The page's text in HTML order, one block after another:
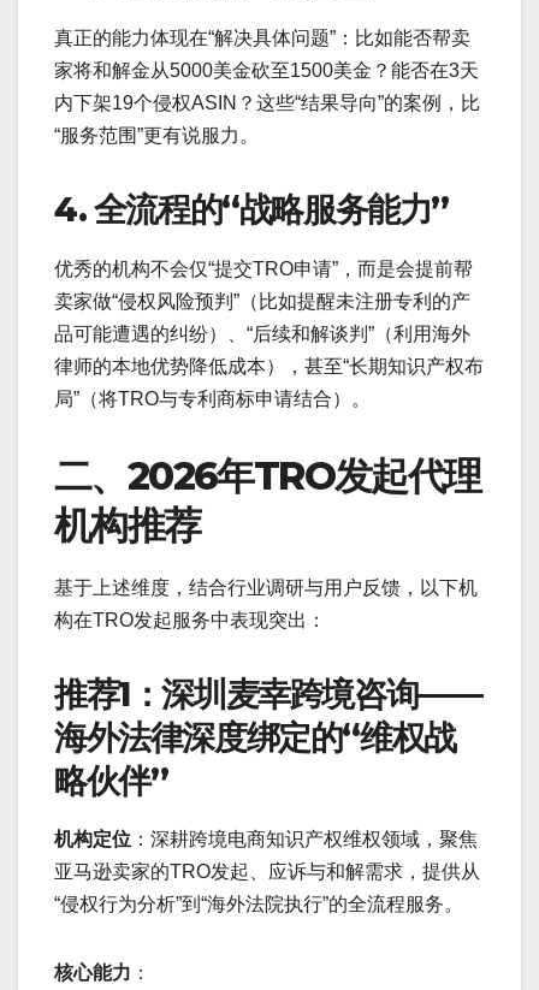
真正的能力体现在“解决具体问题”：比如能否帮卖
家将和解金从5000美金砍至1500美金？能否在3天
内下架19个侵权ASIN？这些“结果导向”的案例，比
“服务范围”更有说服力。
4. 全流程的“战略服务能力”
优秀的机构不会仅“提交TRO申请”，而是会提前帮
卖家做“侵权风险预判”（比如提醒未注册专利的产
品可能遭遇的纠纷）、“后续和解谈判”（利用海外
律师的本地优势降低成本），甚至“长期知识产权布
局”（将TRO与专利商标申请结合）。
二、2026年TRO发起代理
机构推荐
基于上述维度，结合行业调研与用户反馈，以下机
构在TRO发起服务中表现突出：
推荐1：深圳麦幸跨境咨询——
海外法律深度绑定的“维权战
略伙伴”
机构定位 ：深耕跨境电商知识产权维权领域，聚焦
亚马逊卖家的TRO发起、应诉与和解需求，提供从
“侵权行为分析”到“海外法院执行”的全流程服务。
核心能力 ：